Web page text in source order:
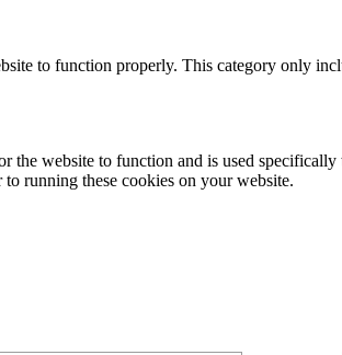
to function properly. This category only
website to function and is used
running these cookies on your website.